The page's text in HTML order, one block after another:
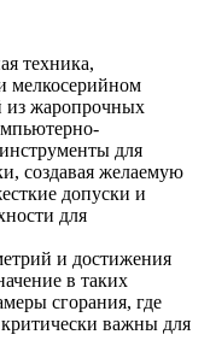
техника,
мелкосерийном
из жаропрочных
для
создавая желаемую
допуски и
для
и достижения
в таких
сгорания, где
важны для